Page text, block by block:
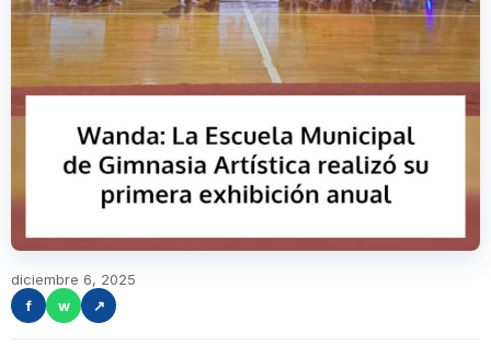
diciembre 6, 2025
f
w ↗